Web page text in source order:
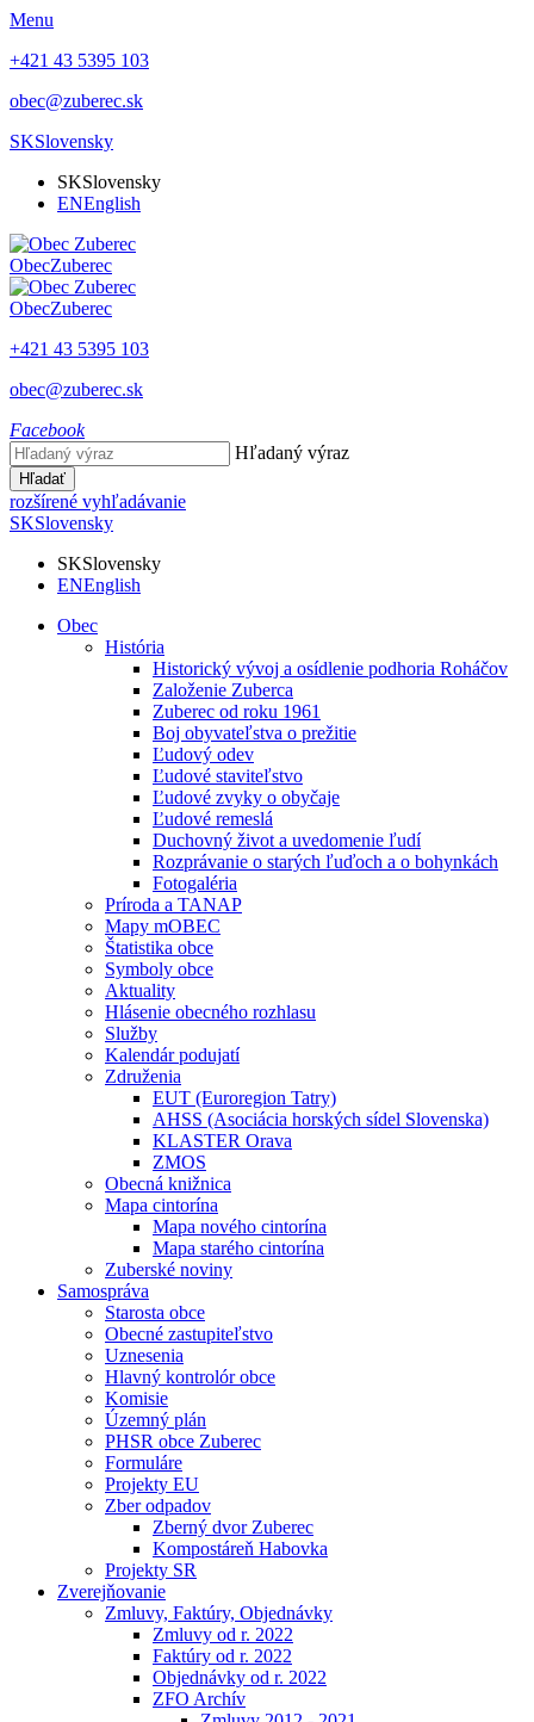
Menu
+421 43 5395 103
obec@zuberec.sk
SKSlovensky
SKSlovensky
ENEnglish
ObecZuberec
ObecZuberec
+421 43 5395 103
obec@zuberec.sk
Facebook
Hľadaný výraz
Hľadať
rozšírené vyhľadávanie
SKSlovensky
SKSlovensky
ENEnglish
Obec
História
Historický vývoj a osídlenie podhoria Roháčov
Založenie Zuberca
Zuberec od roku 1961
Boj obyvateľstva o prežitie
Ľudový odev
Ľudové staviteľstvo
Ľudové zvyky o obyčaje
Ľudové remeslá
Duchovný život a uvedomenie ľudí
Rozprávanie o starých ľuďoch a o bohynkách
Fotogaléria
Príroda a TANAP
Mapy mOBEC
Štatistika obce
Symboly obce
Aktuality
Hlásenie obecného rozhlasu
Služby
Kalendár podujatí
Združenia
EUT (Euroregion Tatry)
AHSS (Asociácia horských sídel Slovenska)
KLASTER Orava
ZMOS
Obecná knižnica
Mapa cintorína
Mapa nového cintorína
Mapa starého cintorína
Zuberské noviny
Samospráva
Starosta obce
Obecné zastupiteľstvo
Uznesenia
Hlavný kontrolór obce
Komisie
Územný plán
PHSR obce Zuberec
Formuláre
Projekty EU
Zber odpadov
Zberný dvor Zuberec
Kompostáreň Habovka
Projekty SR
Zverejňovanie
Zmluvy, Faktúry, Objednávky
Zmluvy od r. 2022
Faktúry od r. 2022
Objednávky od r. 2022
ZFO Archív